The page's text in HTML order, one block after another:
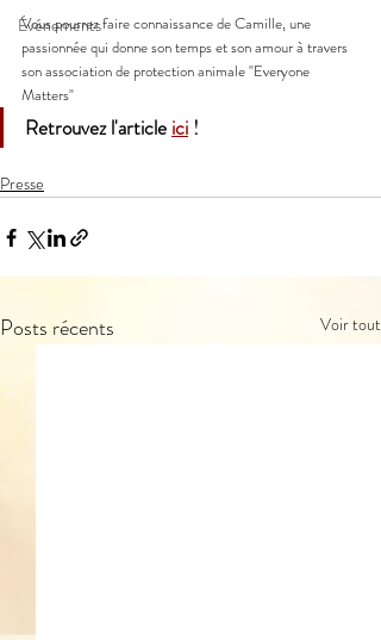
Événements
Vous pourrez faire connaissance de Camille, une
passionnée qui donne son temps et son amour à travers
son association de protection animale "Everyone
Matters"
Retrouvez l'article ici !
Presse
Posts récents Voir tout